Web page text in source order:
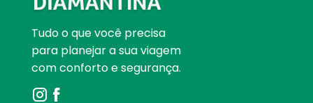
Tudo o que você precisa
para planejar a sua viagem
com conforto e segurança.